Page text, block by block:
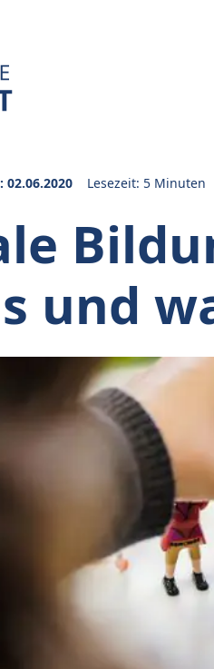
Lesezeit: 5 Minuten
und